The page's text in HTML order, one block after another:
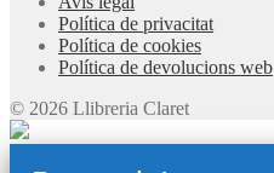
Política de privacitat
Política de cookies
Política de devolucions web
© 2026 Llibreria Claret